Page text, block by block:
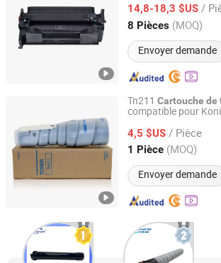
Enterprise M528DN
14,8-18,3 $US /
8 Pièces (MOQ)
Envoyer demande
Guangdong, China Depuis
Tn211 Cartouche de
compatible pour
4,5 $US / Pièce
1 Pièce (MOQ)
Envoyer demande
Guangzhou Jukai Office Equipment Co.,
Guangdong, China Depuis